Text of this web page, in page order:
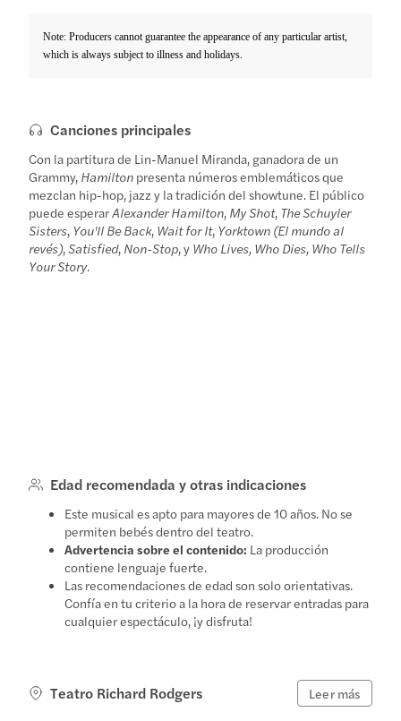
Note: Producers cannot guarantee the appearance of any particular artist,
which is always subject to illness and holidays.
Canciones principales
Con la partitura de Lin-Manuel Miranda, ganadora de un
Grammy, Hamilton presenta números emblemáticos que
mezclan hip-hop, jazz y la tradición del showtune. El público
puede esperarAlexander Hamilton, My Shot, The Schuyler
Sisters, You'll Be Back, Wait for It, Yorktown (El mundo al
revés),Satisfied, Non-Stop, y Who Lives, Who Dies, Who Tells
Your Story.
Edad recomendada y otras indicaciones
Este musical es apto para mayores de 10 años. No se
permiten bebés dentro del teatro.
Advertencia sobre el contenido: La producción
contiene lenguaje fuerte.
Las recomendaciones de edad son solo orientativas.
Confía en tu criterio a la hora de reservar entradas para
cualquier espectáculo, ¡y disfruta!
Teatro Richard Rodgers Leer más